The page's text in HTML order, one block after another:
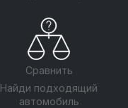
Сравнить
Найди подходящий
автомобиль